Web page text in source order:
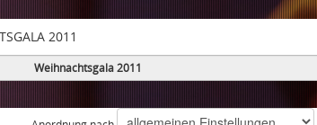
2011
Weihnachtsgala 2011